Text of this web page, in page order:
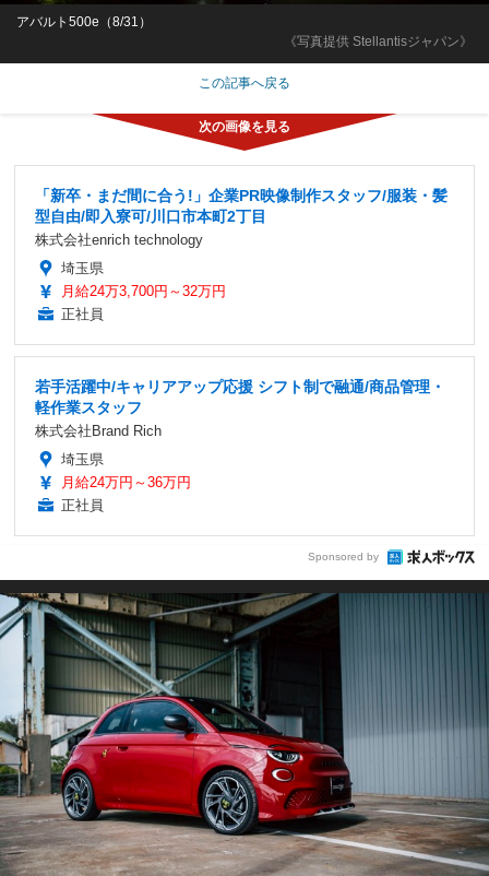
《写真提供 Stellantisジャパン》
アバルト500e（8/31）
この記事へ戻る
「新卒・まだ間に合う!」企業PR映像制作スタッフ/服装・髪
型自由/即入寮可/川口市本町2丁目
株式会社enrich technology
埼玉県
月給24万3,700円～32万円
正社員
若手活躍中/キャリアアップ応援 シフト制で融通/商品管理・
軽作業スタッフ
株式会社Brand Rich
埼玉県
月給24万円～36万円
正社員
Sponsored by